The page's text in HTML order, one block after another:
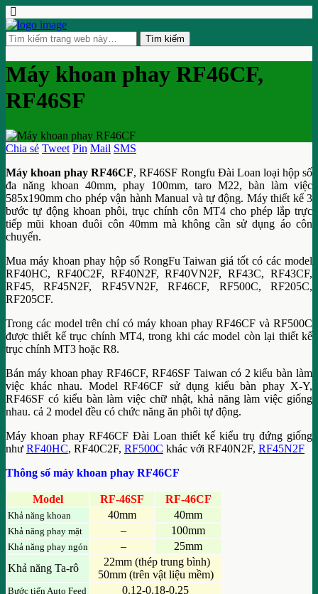
Máy khoan phay RF46CF,
RF46SF
Chia sẻ Tweet Pin Mail SMS
Máy khoan phay RF46CF, RF46SF Rongfu Đài Loan loại hộp số
đa năng khoan 40mm, phay 100mm, taro M22, bàn làm việc
585x190mm cho phép vận hành Manual và tự động. Máy thiết kế 3
bước tự động khoan phôi, trục chính côn MT4 cho phép lắp trực
tiếp mũi khoan đuôi côn 40mm mà không cần sử dụng áo côn
chuyển.
Mua máy khoan phay hộp số RongFu Taiwan giá tốt có các model
RF40HC, RF40C2F, RF40N2F, RF40VN2F, RF43C, RF43CF,
RF45, RF45N2F, RF45VN2F, RF46CF, RF500C, RF205C,
RF205CF.
Trong các model trên chỉ có máy khoan phay RF46CF và RF500C
được thiết kế trục chính MT4, trong khi các model còn lại thiết kế
trục chính MT3 hoặc R8.
Bán máy khoan phay RF46CF, RF46SF Taiwan có 2 kiểu bàn làm
việc khác nhau. Model RF46CF sử dụng kiểu bàn phay X-Y,
RF46SF có kiểu bàn làm việc chữ nhật, khả năng làm việc giống
nhau. cả 2 model đều có chức năng ăn phôi tự động.
Máy khoan phay RF46CF Đài Loan thiết kế kiểu trụ đứng giống
như RF40HC, RF40C2F, RF500C khác với RF40N2F, RF45N2F
Thông số máy khoan phay RF46CF
Model RF-46SF RF-46CF
Khả năng khoan 40mm 40mm
Khả năng phay mặt – 100mm
Khả năng phay ngón –
25mm
Khả năng Ta-rô
22mm (thép trung bình)
50mm (trên vật liệu mềm)
Bước tiến Auto Feed 0.12-0.18-0.25